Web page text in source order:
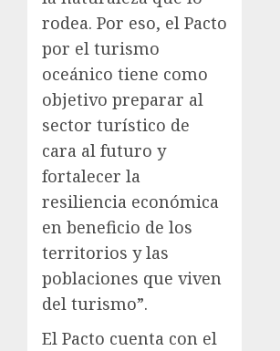
rodea. Por eso, el Pacto
por el turismo
oceánico tiene como
objetivo preparar al
sector turístico de
cara al futuro y
fortalecer la
resiliencia económica
en beneficio de los
territorios y las
poblaciones que viven
del turismo”.
El Pacto cuenta con el